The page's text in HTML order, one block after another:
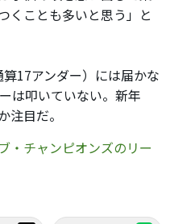
くことも多いと思う」と
17アンダー）には届かな
は叩いていない。新年
目だ。
・チャンピオンズのリー